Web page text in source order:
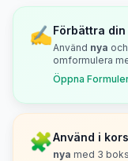
✍️Förbättra
Använd nya
omformulera
Öppna
🧩Använd i
nya med 3